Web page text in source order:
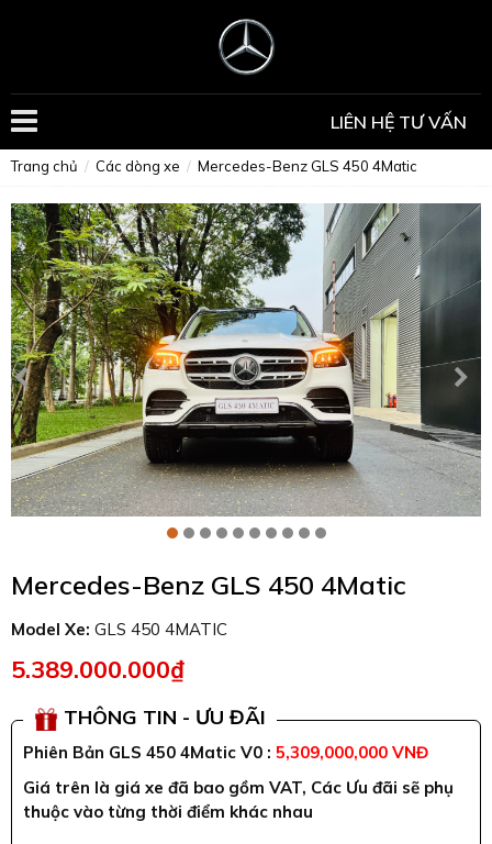
LIÊN HỆ TƯ VẤN
Trang chủ Các dòng xe Mercedes-Benz GLS 450 4Matic
Mercedes-Benz GLS 450 4Matic
Model Xe: GLS 450 4MATIC
5.389.000.000₫
THÔNG TIN - ƯU ĐÃI
Phiên Bản GLS 450 4Matic V0 : 5,309,000,000 VNĐ
Giá trên là giá xe đã bao gồm VAT, Các Ưu đãi sẽ phụ
thuộc vào từng thời điểm khác nhau